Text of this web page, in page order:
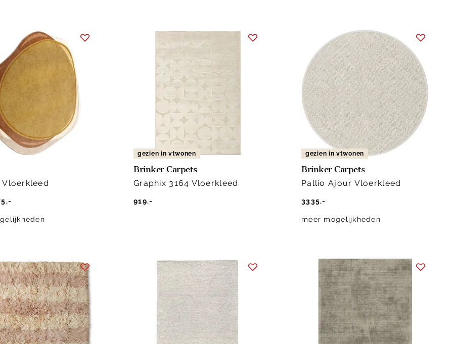
gezien in vtwonen
Brinker Carpets
Graphix 3164 Vloerkleed
919.-
gezien in vtwonen
Brinker Carpets
Pallio Ajour Vloerkleed
3335.-
meer mogelijkheden